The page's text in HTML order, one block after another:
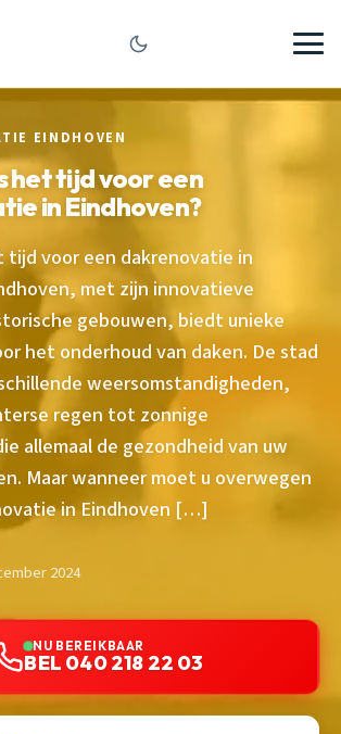
EINDHOVEN
het tijd voor een
in Eindhoven?
tijd voor een dakrenovatie in
met zijn innovatieve
gebouwen, biedt unieke
het onderhoud van daken. De stad
weersomstandigheden,
regen tot zonnige
allemaal de gezondheid van uw
Maar wanneer moet u overwegen
in Eindhoven […]
2024
NU BEREIKBAAR
BEL 040 218 22 03